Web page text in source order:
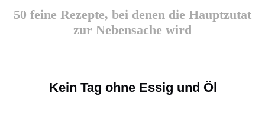
50 feine Rezepte, bei denen die Hauptzutat
zur Nebensache wird
Kein Tag ohne Essig und Öl